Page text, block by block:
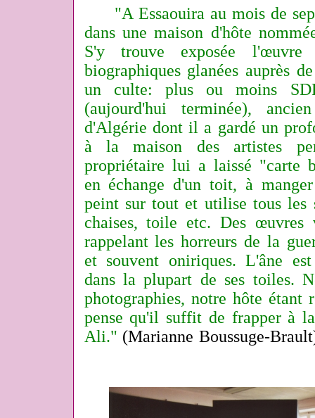
"A Essaouira au mois de
dans une maison d'hôte
S'y trouve exposée
biographiques glanées auprès
un culte: plus ou moins
(aujourd'hui terminée),
d'Algérie dont il a gardé un
à la maison des artistes
propriétaire lui a laissé "carte
en échange d'un toit, à
peint sur tout et utilise tous les
chaises, toile etc. Des œuvres
rappelant les horreurs de la
et souvent oniriques. L'âne
dans la plupart de ses toiles.
photographies, notre hôte
pense qu'il suffit de frapper à
Ali." (Marianne Boussuge-